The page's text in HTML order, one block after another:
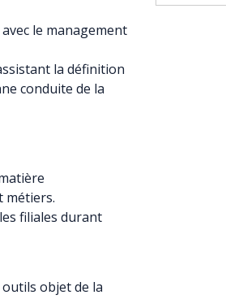
le management
la définition
conduite de la
métiers.
filiales durant
objet de la